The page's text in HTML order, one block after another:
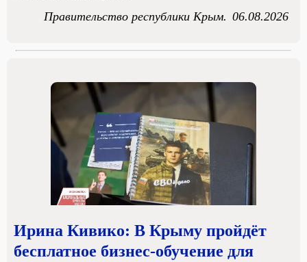
Правительство республики Крым. 06.08.2026
Ирина Кивико: В Крыму пройдёт
бесплатное бизнес-обучение для